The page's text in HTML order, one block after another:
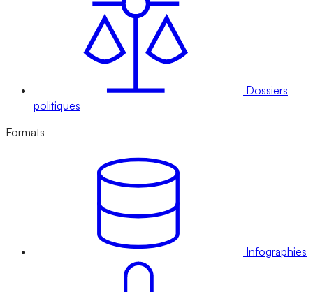
Dossiers
politiques
Formats
Infographies